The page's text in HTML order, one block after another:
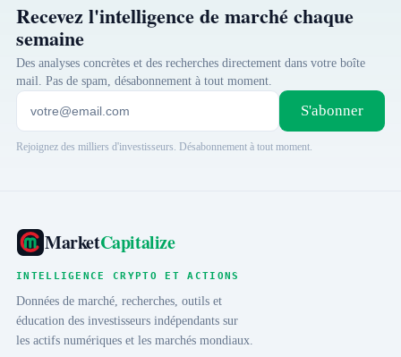
Recevez l'intelligence de marché chaque
semaine
Des analyses concrètes et des recherches directement dans votre boîte
mail. Pas de spam, désabonnement à tout moment.
S'abonner
Rejoignez des milliers d'investisseurs. Désabonnement à tout moment.
MarketCapitalize
INTELLIGENCE CRYPTO ET ACTIONS
Données de marché, recherches, outils et
éducation des investisseurs indépendants sur
les actifs numériques et les marchés mondiaux.